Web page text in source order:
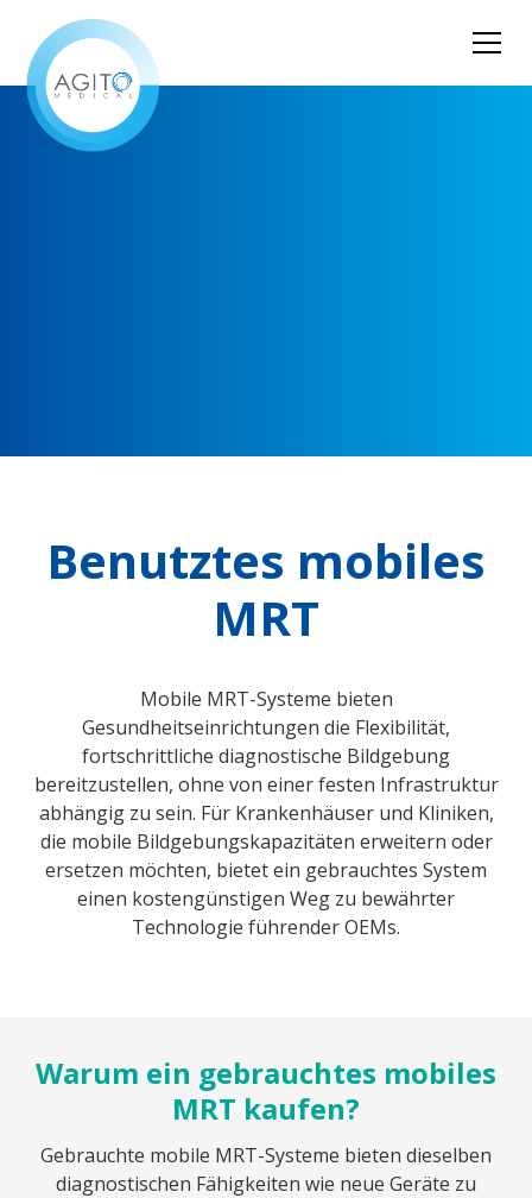
Benutztes mobiles
MRT
Mobile MRT-Systeme bieten
Gesundheitseinrichtungen die Flexibilität,
fortschrittliche diagnostische Bildgebung
bereitzustellen, ohne von einer festen Infrastruktur
abhängig zu sein. Für Krankenhäuser und Kliniken,
die mobile Bildgebungskapazitäten erweitern oder
ersetzen möchten, bietet ein gebrauchtes System
einen kostengünstigen Weg zu bewährter
Technologie führender OEMs.
Warum ein gebrauchtes mobiles
MRT kaufen?
Gebrauchte mobile MRT-Systeme bieten dieselben
diagnostischen Fähigkeiten wie neue Geräte zu